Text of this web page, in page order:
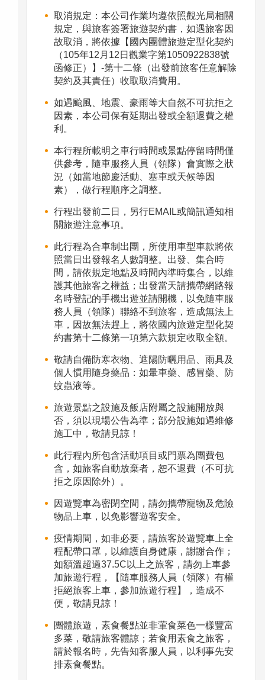
取消規定：本公司作業均遵依照觀光局相關
規定，與旅客簽署旅遊契約書，如遇旅客因
故取消，將依據【國內團體旅遊定型化契約
（105年12月12日觀業字第1050922838號
函修正）】-第十二條（出發前旅客任意解除
契約及其責任）收取取消費用。
如遇颱風、地震、豪雨等大自然不可抗拒之
因素，本公司保有延期出發或全額退費之權
利。
本行程所載明之車行時間或景點停留時間僅
供參考，隨車服務人員（領隊）會實際之狀
況（如當地節慶活動、塞車或天候等因
素），做行程順序之調整。
行程出發前二日，另行EMAIL或簡訊通知相
關旅遊注意事項。
此行程為合車制出團，所使用車型車款將依
照當日出發報名人數調整。出發、集合時
間，請依規定地點及時間內準時集合，以維
護其他旅客之權益；出發當天請攜帶網路報
名時登記的手機出遊並請開機，以免隨車服
務人員（領隊）聯絡不到旅客，造成無法上
車，因故無法趕上，將依國內旅遊定型化契
約書第十二條第一項第六款規定收取全額。
敬請自備防寒衣物、遮陽防曬用品、雨具及
個人慣用隨身藥品：如暈車藥、感冒藥、防
蚊蟲液等。
旅遊景點之設施及飯店附屬之設施開放與
否，須以現場公告為準；部分設施如遇維修
施工中，敬請見諒！
此行程內所包含活動項目或門票為團費包
含，如旅客自動放棄者，恕不退費（不可抗
拒之原因除外）。
因遊覽車為密閉空間，請勿攜帶寵物及危險
物品上車，以免影響遊客安全。
疫情期間，如非必要，請旅客於遊覽車上全
程配帶口罩，以維護自身健康，謝謝合作；
如額溫超過37.5C以上之旅客，請勿上車參
加旅遊行程，【隨車服務人員（領隊）有權
拒絕旅客上車，參加旅遊行程】，造成不
便，敬請見諒！
團體旅遊，素食餐點並非葷食菜色一樣豐富
多菜，敬請旅客體諒；若食用素食之旅客，
請於報名時，先告知客服人員，以利事先安
排素食餐點。